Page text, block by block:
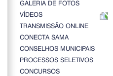
GALERIA DE FOTOS
VÍDEOS
TRANSMISSÃO ONLINE
CONECTA SAMA
CONSELHOS MUNICIPAIS
PROCESSOS SELETIVOS
CONCURSOS